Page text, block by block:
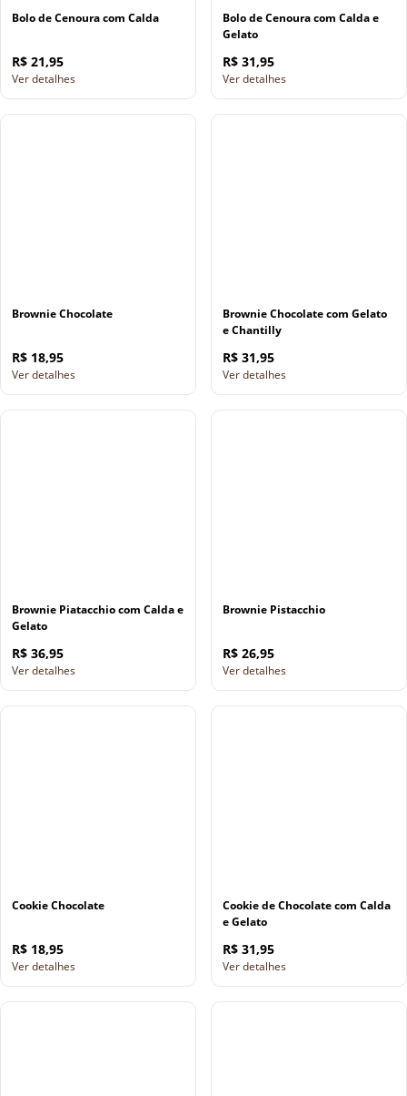
Bolo de Cenoura com Calda
R$ 21,95
Ver detalhes
Bolo de Cenoura com Calda e
Gelato
R$ 31,95
Ver detalhes
Brownie Chocolate
R$ 18,95
Ver detalhes
Brownie Chocolate com Gelato
e Chantilly
R$ 31,95
Ver detalhes
Brownie Piatacchio com Calda e
Gelato
R$ 36,95
Ver detalhes
Brownie Pistacchio
R$ 26,95
Ver detalhes
Cookie Chocolate
R$ 18,95
Ver detalhes
Cookie de Chocolate com Calda
e Gelato
R$ 31,95
Ver detalhes